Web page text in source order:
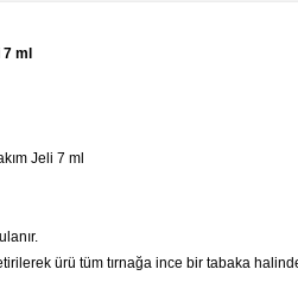
ml
Jeli 7 ml
ürü tüm tırnağa ince bir tabaka